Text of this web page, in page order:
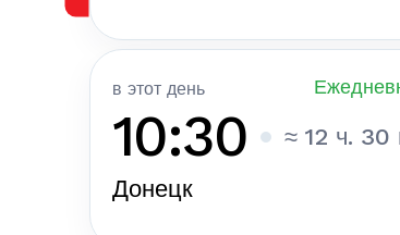
в этот день
10:30 ≈ 12 ч. 30
Донецк